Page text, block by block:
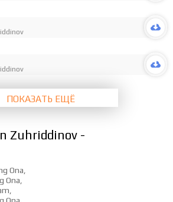
ПОКАЗАТЬ ЕЩЁ
Zuhriddinov -
Ona,
Ona,